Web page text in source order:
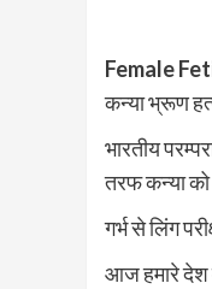
Female
कन्या भ्रूण
भारतीय
तरफ कन्या को
गर्भ से लिंग
आज हमारे देश